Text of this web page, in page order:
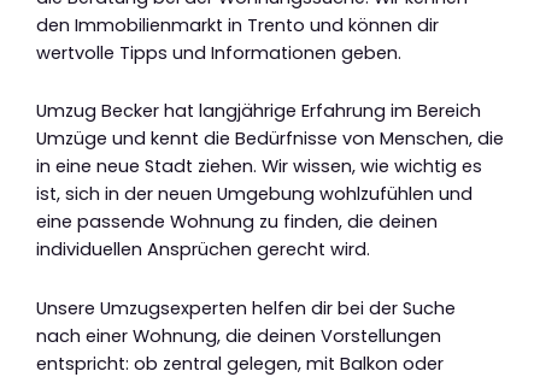
den Immobilienmarkt in Trento und können dir
wertvolle Tipps und Informationen geben.
Umzug Becker hat langjährige Erfahrung im Bereich
Umzüge und kennt die Bedürfnisse von Menschen, die
in eine neue Stadt ziehen. Wir wissen, wie wichtig es
ist, sich in der neuen Umgebung wohlzufühlen und
eine passende Wohnung zu finden, die deinen
individuellen Ansprüchen gerecht wird.
Unsere Umzugsexperten helfen dir bei der Suche
nach einer Wohnung, die deinen Vorstellungen
entspricht: ob zentral gelegen, mit Balkon oder